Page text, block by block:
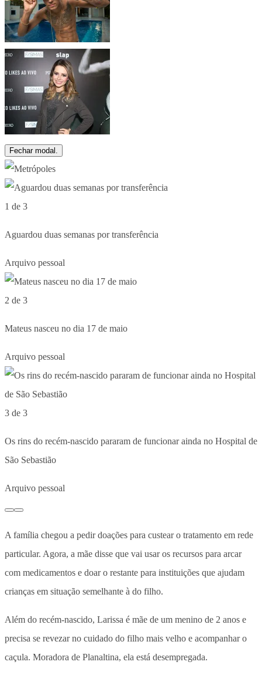
Fechar modal.
1 de 3
Aguardou duas semanas por transferência
Arquivo pessoal
2 de 3
Mateus nasceu no dia 17 de maio
Arquivo pessoal
3 de 3
Os rins do recém-nascido pararam de funcionar ainda no Hospital de
São Sebastião
Arquivo pessoal
A família chegou a pedir doações para custear o tratamento em rede
particular. Agora, a mãe disse que vai usar os recursos para arcar
com medicamentos e doar o restante para instituições que ajudam
crianças em situação semelhante à do filho.
Além do recém-nascido, Larissa é mãe de um menino de 2 anos e
precisa se revezar no cuidado do filho mais velho e acompanhar o
caçula. Moradora de Planaltina, ela está desempregada.